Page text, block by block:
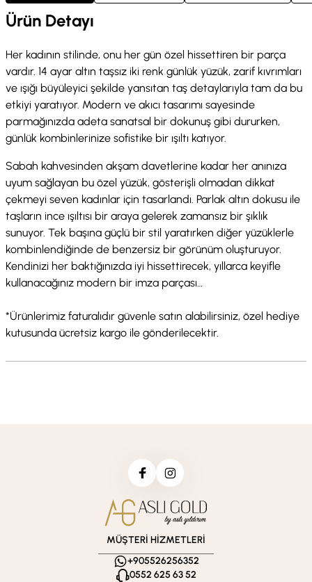
Ürün Detayı
Her kadının stilinde, onu her gün özel hissettiren bir parça
vardır. 14 ayar altın taşsız iki renk günlük yüzük, zarif kıvrımları
ve ışığı büyüleyici şekilde yansıtan taş detaylarıyla tam da bu
etkiyi yaratıyor. Modern ve akıcı tasarımı sayesinde
parmağınızda adeta sanatsal bir dokunuş gibi dururken,
günlük kombinlerinize sofistike bir ışıltı katıyor.
Sabah kahvesinden akşam davetlerine kadar her anınıza
uyum sağlayan bu özel yüzük, gösterişli olmadan dikkat
çekmeyi seven kadınlar için tasarlandı. Parlak altın dokusu ile
taşların ince ışıltısı bir araya gelerek zamansız bir şıklık
sunuyor. Tek başına güçlü bir stil yaratırken diğer yüzüklerle
kombinlendiğinde de benzersiz bir görünüm oluşturuyor.
Kendinizi her baktığınızda iyi hissettirecek, yıllarca keyifle
kullanacağınız modern bir imza parçası…
*Ürünlerimiz faturalıdır güvenle satın alabilirsiniz, özel hediye
kutusunda ücretsiz kargo ile gönderilecektir.
MÜŞTERİ HİZMETLERİ
+905526256352
0552 625 63 52